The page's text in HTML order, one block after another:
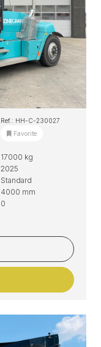
Ref.: HH-C-230027
Favorite
17000 kg
2025
Standard
4000 mm
0